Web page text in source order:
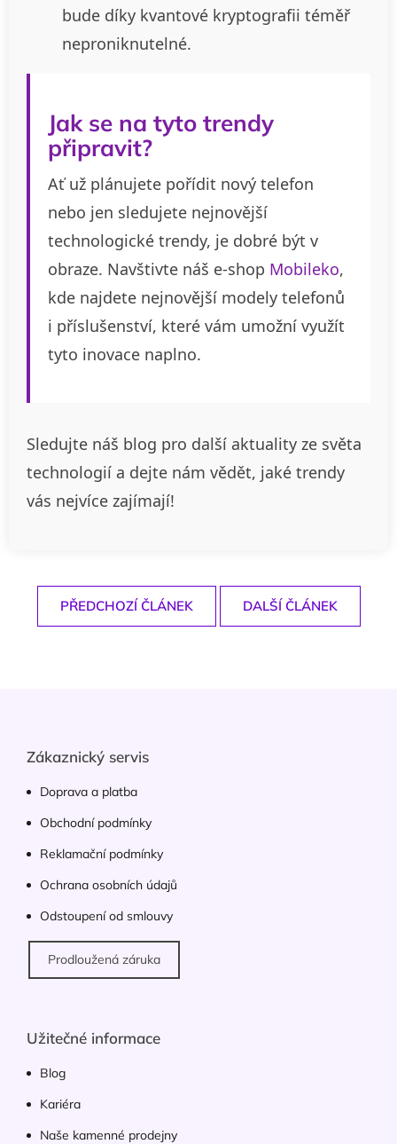
bude díky kvantové kryptografii téměř
neproniknutelné.
Jak se na tyto trendy
připravit?
Ať už plánujete pořídit nový telefon
nebo jen sledujete nejnovější
technologické trendy, je dobré být v
obraze. Navštivte náš e-shop Mobileko,
kde najdete nejnovější modely telefonů
i příslušenství, které vám umožní využít
tyto inovace naplno.
Sledujte náš blog pro další aktuality ze světa
technologií a dejte nám vědět, jaké trendy
vás nejvíce zajímají!
PŘEDCHOZÍ ČLÁNEK DALŠÍ ČLÁNEK
Zákaznický servis
Doprava a platba
Obchodní podmínky
Reklamační podmínky
Ochrana osobních údajů
Odstoupení od smlouvy
Prodloužená záruka
Užitečné informace
Blog
Kariéra
Naše kamenné prodejny